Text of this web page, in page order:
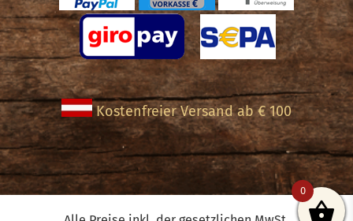
Kostenfreier Versand ab € 100
0